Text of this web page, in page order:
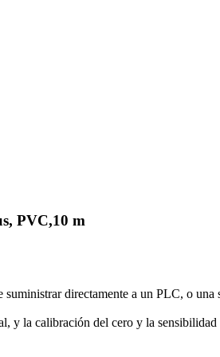
PVC,10 m
directamente a un PLC, o
la calibración del cero y la